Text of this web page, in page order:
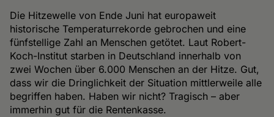
Die Hitzewelle von Ende Juni hat europaweit
historische Temperaturrekorde gebrochen und eine
fünfstellige Zahl an Menschen getötet. Laut Robert-
Koch-Institut starben in Deutschland innerhalb von
zwei Wochen über 6.000 Menschen an der Hitze. Gut,
dass wir die Dringlichkeit der Situation mittlerweile alle
begriffen haben. Haben wir nicht? Tragisch – aber
immerhin gut für die Rentenkasse.